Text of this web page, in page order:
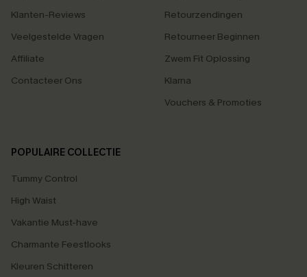
Klanten-Reviews
Veelgestelde Vragen
Affiliate
Contacteer Ons
Retourzendingen
Retourneer Beginnen
Zwem Fit Oplossing
Klarna
Vouchers & Promoties
POPULAIRE COLLECTIE
Tummy Control
High Waist
Vakantie Must-have
Charmante Feestlooks
Kleuren Schitteren